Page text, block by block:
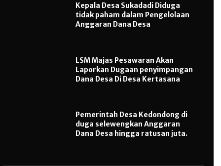
Kepala Desa Sukadadi Diduga
tidak paham dalam Pengelolaan
Anggaran Dana Desa
LSM Majas Pesawaran Akan
Laporkan Dugaan penyimpangan
Dana Desa Di Desa Kertasana
Pemerintah Desa Kedondong di
duga selewengkan Anggaran
Dana Desa hingga ratusan juta.